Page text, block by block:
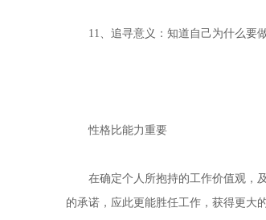
11、追寻意义：知道自己为什么要做
性格比能力重要
在确定个人所抱持的工作价值观，及
的承诺，应此更能胜任工作，获得更大